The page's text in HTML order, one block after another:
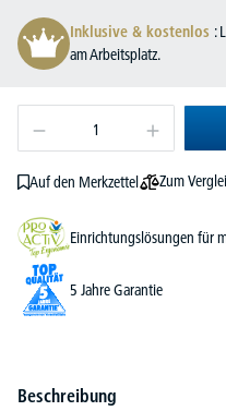
Inklusive & kostenlos :
am Arbeitsplatz.
Auf den Merkzettel Zum
Einrichtungslösungen für
5 Jahre Garantie
Beschreibung